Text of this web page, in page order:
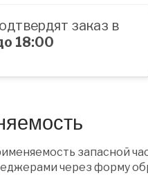
заказ в
18:00
запасной
через форму